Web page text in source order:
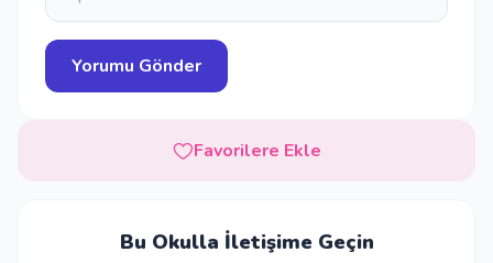
Favorilere Ekle
Bu Okulla İletişime Geçin